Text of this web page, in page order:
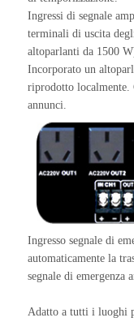
Ingressi di segnale
terminali di uscita
altoparlanti da 1500
Incorporato un
riprodotto localmente.
annunci.
Ingresso segnale di
automaticamente la
segnale di emergenza
Adatto a tutti i luoghi